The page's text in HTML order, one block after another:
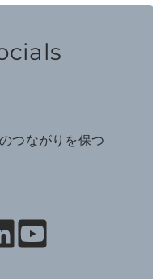
つながりを保つ